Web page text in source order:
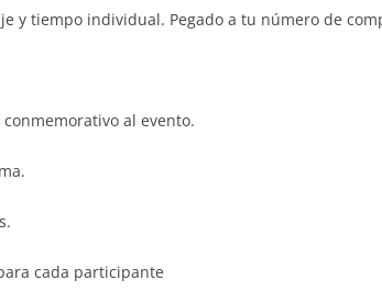
y tiempo individual. Pegado a tu número de
al evento.
cada participante